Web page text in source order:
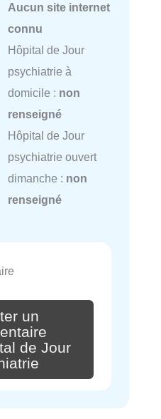
Aucun site internet
connu
Hôpital de Jour
psychiatrie à
domicile : non
renseigné
Hôpital de Jour
psychiatrie ouvert
dimanche : non
renseigné
un
de Jour